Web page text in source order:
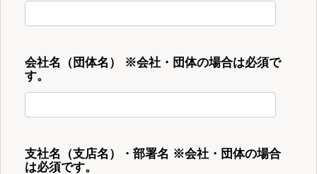
会社名（団体名） ※会社・団体の場合は必須で
す。
支社名（支店名）・部署名 ※会社・団体の場合
は必須です。